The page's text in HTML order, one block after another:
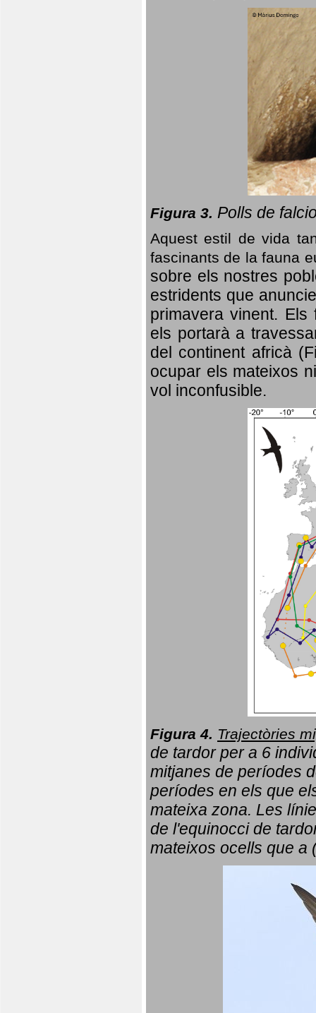
Figura 3. Polls de
Aquest estil de vida
fascinants de la fauna
sobre els nostres
estridents que
primavera vinent. Els
els portarà a
del continent africà
ocupar els mateixos
vol inconfusible.
Figura 4. Trajectòries
de tardor per a 6
mitjanes de períodes
períodes en els que
mateixa zona. Les
de l'equinocci de
mateixos ocells que a